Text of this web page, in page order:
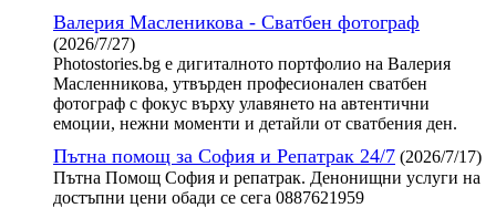
Валерия Масленикова - Сватбен фотограф
(2026/7/27)
Photostories.bg е дигиталното портфолио на Валерия
Масленникова, утвърден професионален сватбен
фотограф с фокус върху улавянето на автентични
емоции, нежни моменти и детайли от сватбения ден.
Пътна помощ за София и Репатрак 24/7 (2026/7/17)
Пътна Помощ София и репатрак. Денонищни услуги на
достъпни цени обади се сега 0887621959